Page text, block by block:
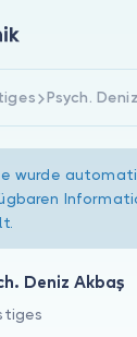
Psych.
wurde
Deniz Akbaş